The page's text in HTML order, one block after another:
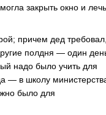
закрыть окно и лечь
причем дед требовал,
полдня — один
надо было учить для
— в школу
было для